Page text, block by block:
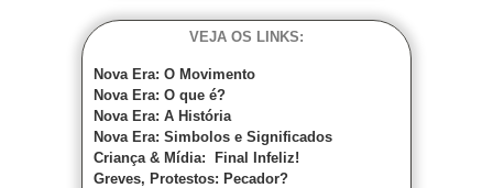
VEJA OS LINKS:
Nova Era: O Movimento
Nova Era: O que é?
Nova Era: A História
Nova Era: Simbolos e Significados
Criança & Mídia: Final Infeliz!
Greves, Protestos: Pecador?